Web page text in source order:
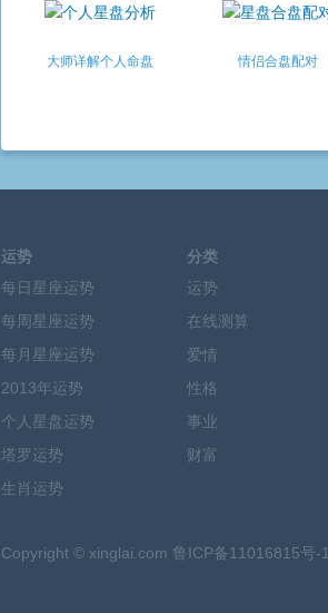
大师详解个人命盘 情侣合盘配对
运势
每日星座运势
每周星座运势
每月星座运势
2013年运势
个人星盘运势
塔罗运势
生肖运势
分类
运势
在线测算
爱情
性格
事业
财富
Copyright © xinglai.com 鲁ICP备11016815号-1